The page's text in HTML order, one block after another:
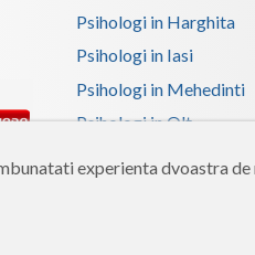
experienta dvoastra
Psihologi in Harghita
Psihologi in Iasi
Psihologi in Mehedinti
Psihologi in Olt